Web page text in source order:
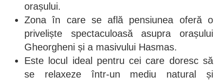
orașului.
Zona în care se află pensiunea oferă o
priveliște spectaculoasă asupra orașului
Gheorgheni și a masivului Hasmas.
Este locul ideal pentru cei care doresc să
se relaxeze într-un mediu natural și